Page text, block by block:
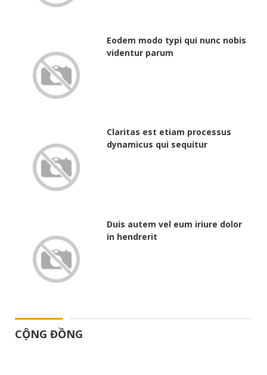
Eodem modo typi qui nunc nobis
videntur parum
Claritas est etiam processus
dynamicus qui sequitur
Duis autem vel eum iriure dolor
in hendrerit
CỘNG ĐỒNG